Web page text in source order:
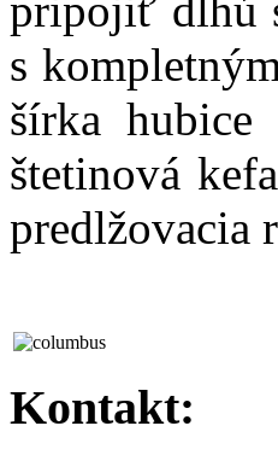
s
šírka
štetinová
predlžovacia
Kontakt: